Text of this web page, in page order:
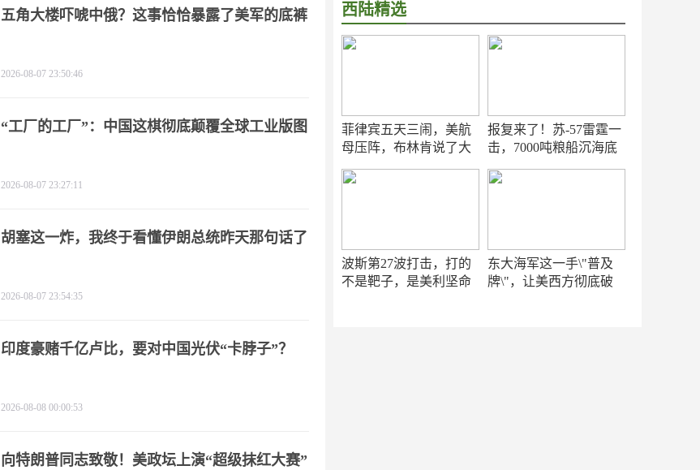
西陆精选
菲律宾五天三闹，美航
母压阵，布林肯说了大
报复来了！苏-57雷霆一
击，7000吨粮船沉海底
波斯第27波打击，打的
不是靶子，是美利坚命
东大海军这一手\"普及
牌\"，让美西方彻底破
五角大楼吓唬中俄？这事恰恰暴露了美军的底裤
2026-08-07 23:50:46
“工厂的工厂”：中国这棋彻底颠覆全球工业版图
2026-08-07 23:27:11
胡塞这一炸，我终于看懂伊朗总统昨天那句话了
2026-08-07 23:54:35
印度豪赌千亿卢比，要对中国光伏“卡脖子”？
2026-08-08 00:00:53
向特朗普同志致敬！美政坛上演“超级抹红大赛”